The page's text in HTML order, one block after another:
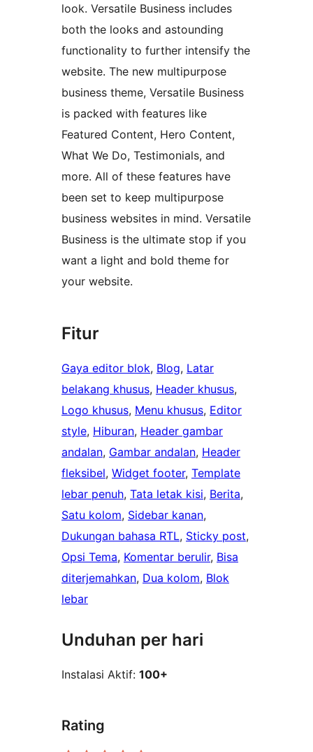
look. Versatile Business includes
both the looks and astounding
functionality to further intensify the
website. The new multipurpose
business theme, Versatile Business
is packed with features like
Featured Content, Hero Content,
What We Do, Testimonials, and
more. All of these features have
been set to keep multipurpose
business websites in mind. Versatile
Business is the ultimate stop if you
want a light and bold theme for
your website.
Fitur
Gaya editor blok, Blog, Latar
belakang khusus, Header khusus
Logo khusus, Menu khusus, Editor
style, Hiburan, Header gambar
andalan, Gambar andalan, Header
fleksibel, Widget footer, Template
lebar penuh, Tata letak kisi, Berita
Satu kolom, Sidebar kanan
Dukungan bahasa RTL, Sticky post
Opsi Tema, Komentar berulir, Bisa
diterjemahkan, Dua kolom, Blok
lebar
Unduhan per hari
Instalasi Aktif: 100+
Rating